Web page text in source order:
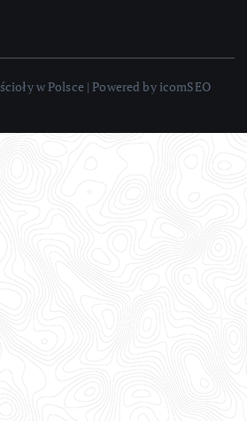
w Polsce | Powered by icomSEO